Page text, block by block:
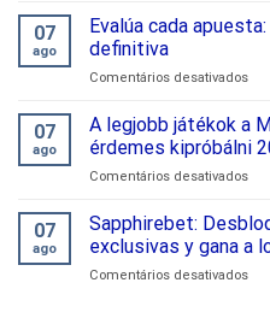
the
07
ago
Evalúa cada
definitiva
Comentários desativadosem
tu
de
07
ago
A legjobb játékok a
érdemes kipróbálni
Comentários desativadosem
a
07
ago
Sapphirebet:
exclusivas y gana a
Comentários desativadosem